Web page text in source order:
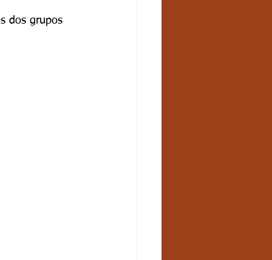
dos grupos